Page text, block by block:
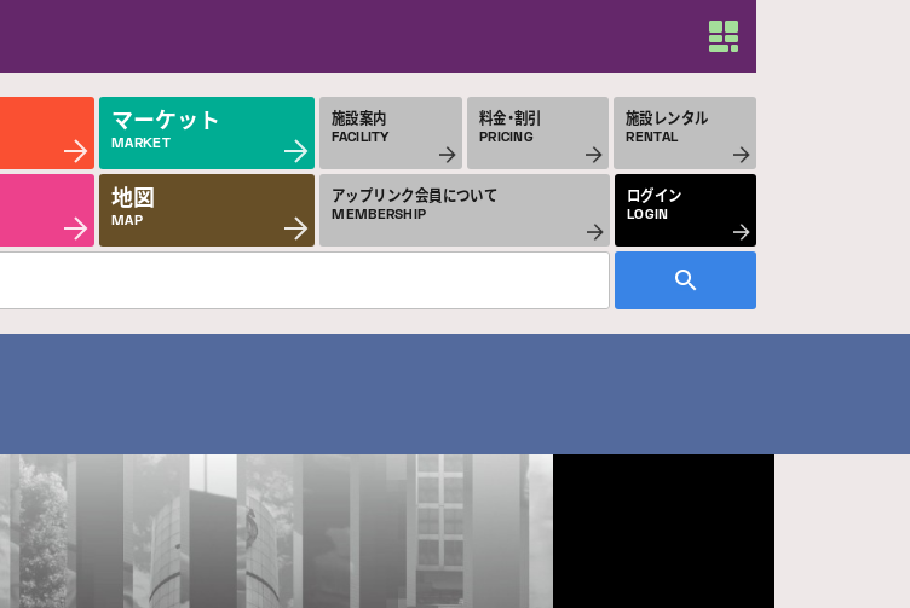
マーケット
MARKET
地図
MAP
施設案内
FACILITY
料金・割引
PRICING
施設レンタル
RENTAL
アップリンク会員について
MEMBERSHIP
ログイン
LOGIN